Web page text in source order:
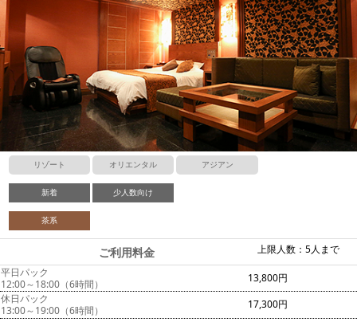
リゾート オリエンタル アジアン
新着 少人数向け
茶系
上限人数：5人まで
ご利用料金
平日パック
12:00～18:00（6時間）
13,800円
休日パック
13:00～19:00（6時間）
17,300円